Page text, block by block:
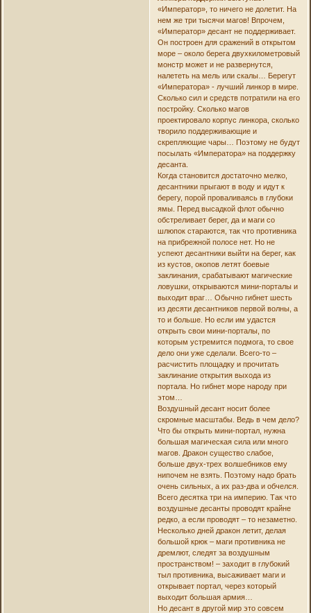
«Император», то ничего не долетит. На
нем же три тысячи магов! Впрочем,
«Император» десант не поддерживает.
Он построен для сражений в открытом
море – около берега двухкилометровый
монстр может и не развернутся,
налететь на мель или скалы… Берегут
«Императора» - лучший линкор в мире.
Сколько сил и средств потратили на его
постройку. Сколько магов
проектировало корпус линкора, сколько
творило поддерживающие и
скрепляющие чары… Поэтому не будут
посылать «Императора» на поддержку
десанта.
Когда становится достаточно мелко,
десантники прыгают в воду и идут к
берегу, порой проваливаясь в глубоки
ямы. Перед высадкой флот обычно
обстреливает берег, да и маги со
шлюпок стараются, так что противника
на прибрежной полосе нет. Но не
успеют десантники выйти на берег, как
из кустов, окопов летят боевые
заклинания, срабатывают магические
ловушки, открываются мини-порталы и
выходит враг… Обычно гибнет шесть
из десяти десантников первой волны, а
то и больше. Но если им удастся
открыть свои мини-порталы, по
которым устремится подмога, то свое
дело они уже сделали. Всего-то –
расчистить площадку и прочитать
заклинание открытия выхода из
портала. Но гибнет море народу при
этом…
Воздушный десант носит более
скромные масштабы. Ведь в чем дело?
Что бы открыть мини-портал, нужна
большая магическая сила или много
магов. Дракон существо слабое,
больше двух-трех волшебников ему
нипочем не взять. Поэтому надо брать
очень сильных, а их раз-два и обчелся.
Всего десятка три на империю. Так что
воздушные десанты проводят крайне
редко, а если проводят – то незаметно.
Несколько дней дракон летит, делая
большой крюк – маги противника не
дремлют, следят за воздушным
пространством! – заходит в глубокий
тыл противника, высаживает маги и
открывает портал, через который
выходит большая армия…
Но десант в другой мир это совсем